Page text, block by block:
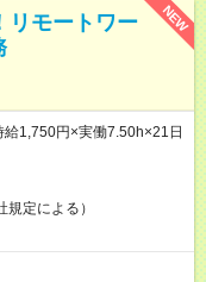
NEW
リモートワー
1,750円×実働7.50h×21日
定による）